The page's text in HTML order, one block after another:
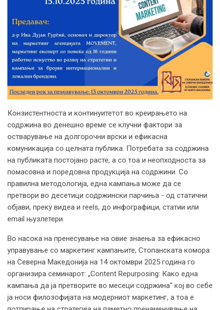
Конзистентноста и континуитетот во креирањето на
содржина во денешно време се клучни фактори за
остварување на долгорочни врски и ефикасна
комуникација со целната публика. Потребата за содржина
на публиката постојано расте, а со тоа и неопходноста за
помасовна и поредовна продукција на содржини. Со
правилна методологија, една кампања може да се
претвори во десетици содржински парчиња - од статични
објави, преку видеа и reels, до инфографици, статии или
email њузлетери.
Во насока на пренесување на овие знаења за ефикасно
управување со маркетинг кампањите, Стопанската комора
на Северна Македонија на 14 октомври 2025 година го
организира семинарот: „Content Repurposing: Како една
кампања да ја претворите во месеци содржина“ кој во себе
ја носи филозофијата на модерниот маркетинг, а тоа е